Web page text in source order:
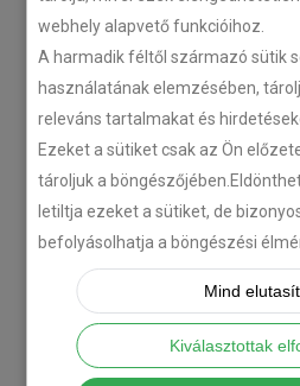
webhely alapvető funkcióihoz.
A harmadik féltől származó sütik
használatának elemzésében,
releváns tartalmakat és
Ezeket a sütiket csak az Ön
tároljuk a
letiltja ezeket a sütiket, de
befolyásolhatja a böngészési
Mind
Kiválasztottak